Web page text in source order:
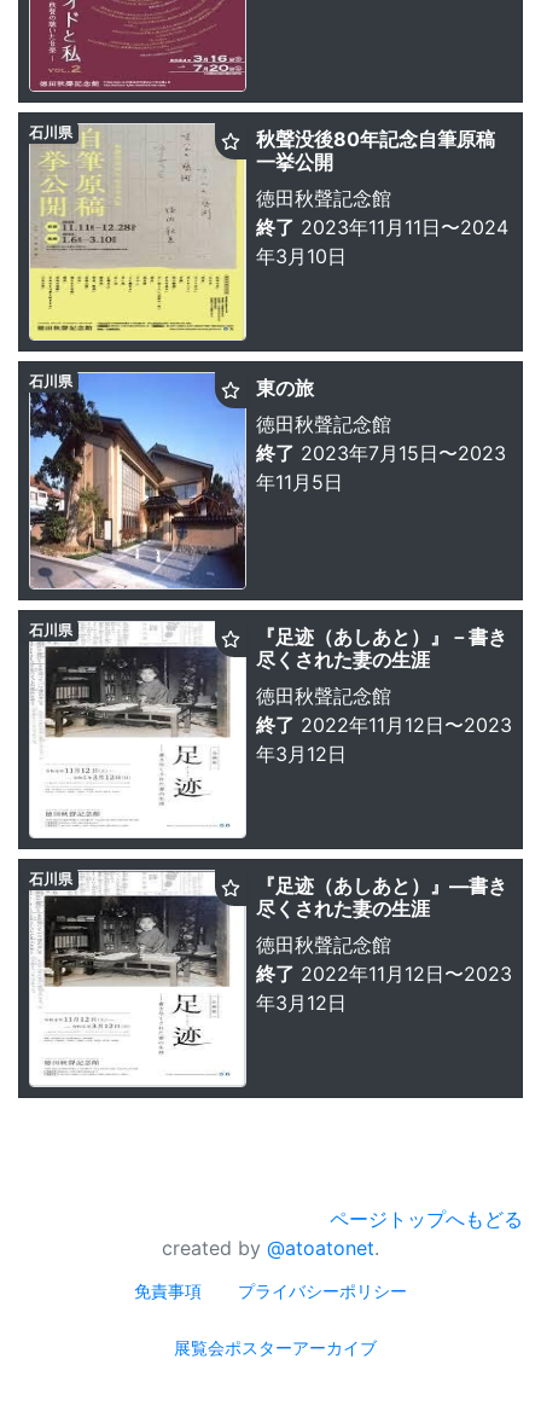
秋聲没後80年記念自筆原稿
一挙公開
徳田秋聲記念館
終了 2023年11月11日〜2024
年3月10日
石川県
東の旅
徳田秋聲記念館
終了 2023年7月15日〜2023
年11月5日
石川県
『足迹（あしあと）』－書き
尽くされた妻の生涯
徳田秋聲記念館
終了 2022年11月12日〜2023
年3月12日
石川県
『足迹（あしあと）』—書き
尽くされた妻の生涯
徳田秋聲記念館
終了 2022年11月12日〜2023
年3月12日
石川県
ページトップへもどる
created by @atoatonet.
免責事項 プライバシーポリシー
展覧会ポスターアーカイブ